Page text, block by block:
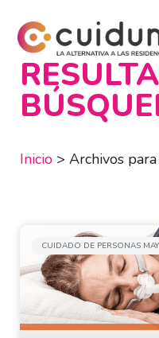
Inicio > Archivos
CUIDADO DE PERSONAS